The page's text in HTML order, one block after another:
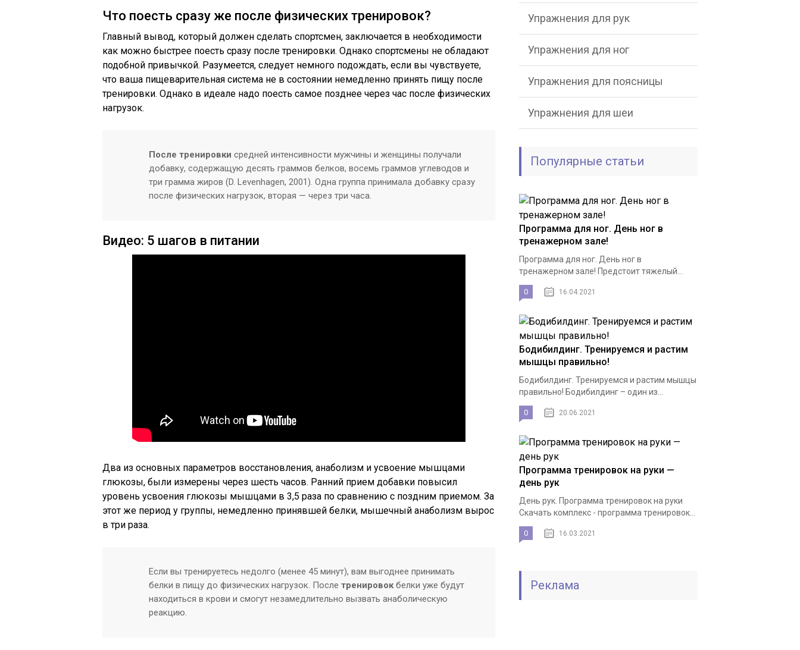
Что поесть сразу же после физических тренировок?
Главный вывод, который должен сделать спортсмен, заключается в необходимости
как можно быстрее поесть сразу после тренировки. Однако спортсмены не обладают
подобной привычкой. Разумеется, следует немного подождать, если вы чувствуете,
что ваша пищеварительная система не в состоянии немедленно принять пищу после
тренировки. Однако в идеале надо поесть самое позднее через час после физических
нагрузок.
После тренировки средней интенсивности мужчины и женщины получали
добавку, содержащую десять граммов белков, восемь граммов углеводов и
три грамма жиров (D. Levenhagen, 2001). Одна группа принимала добавку сразу
после физических нагрузок, вторая — через три часа.
Видео: 5 шагов в питании
Два из основных параметров восстановления, анаболизм и усвоение мышцами
глюкозы, были измерены через шесть часов. Ранний прием добавки повысил
уровень усвоения глюкозы мышцами в 3,5 раза по сравнению с поздним приемом. За
этот же период у группы, немедленно принявшей белки, мышечный анаболизм вырос
в три раза.
Если вы тренируетесь недолго (менее 45 минут), вам выгоднее принимать
белки в пищу до физических нагрузок. После тренировокбелки уже будут
находиться в крови и смогут незамедлительно вызвать анаболическую
реакцию.
Упражнения для рук
Упражнения для ног
Упражнения для поясницы
Упражнения для шеи
Популярные статьи
Программа для ног. День ног в
тренажерном зале!
Программа для ног. День ног в
тренажерном зале! Предстоит тяжелый...
0 16.04.2021
Бодибилдинг. Тренируемся и растим
мышцы правильно!
Бодибилдинг. Тренируемся и растим мышцы
правильно! Бодибилдинг – один из...
0 20.06.2021
Программа тренировок на руки —
день рук
День рук. Программа тренировок на руки
Скачать комплекс - программа тренировок...
0 16.03.2021
Реклама